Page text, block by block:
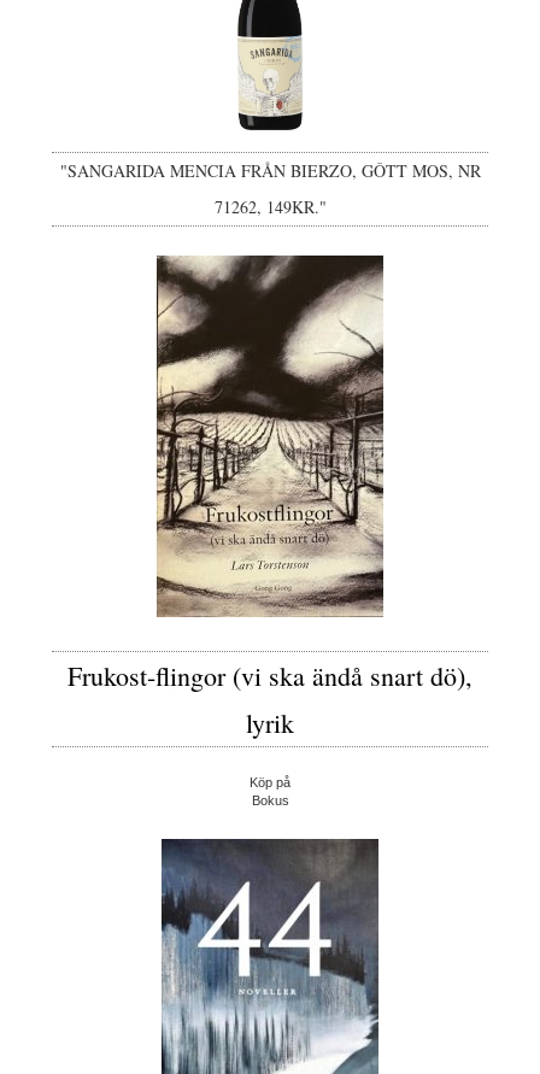
"SANGARIDA MENCIA FRÅN BIERZO, GÔTT MOS, NR
71262, 149KR."
Frukost-flingor (vi ska ändå snart dö),
lyrik
Köp på
Bokus